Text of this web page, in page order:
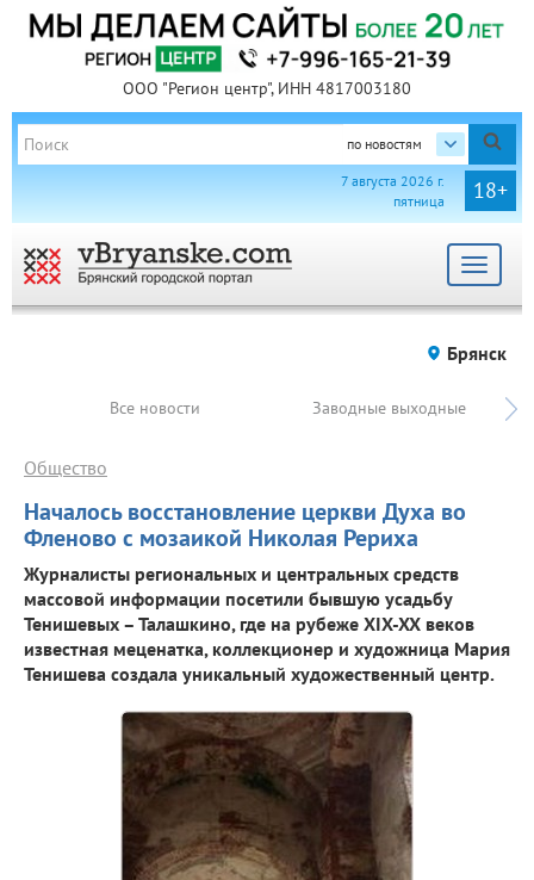
ООО "Регион центр", ИНН 4817003180
по новостям
18+
7 августа 2026 г.
пятница
Toggle
Брянск
Все новости Заводные выходные
Началось восстановление церкви Духа во
Фленово с мозаикой Николая Рериха
Общество
Журналисты региональных и центральных средств
массовой информации посетили бывшую усадьбу
Тенишевых – Талашкино, где на рубеже XIX-XX веков
известная меценатка, коллекционер и художница Мария
Тенишева создала уникальный художественный центр.